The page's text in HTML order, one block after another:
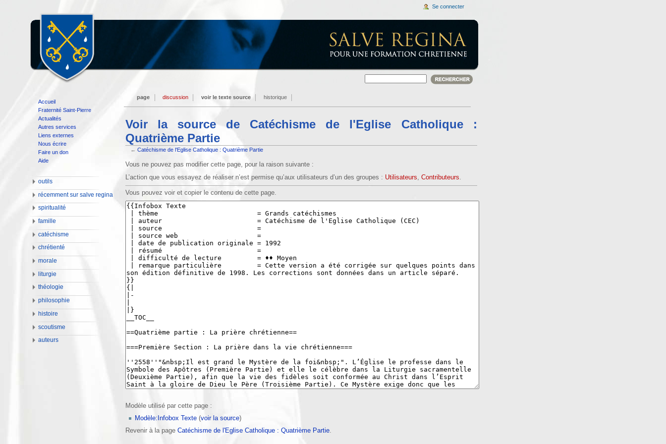
Voir la source de Catéchisme de l'Eglise Catholique :
Quatrième Partie
←Catéchisme de l'Eglise Catholique : Quatrième Partie
Vous ne pouvez pas modifier cette page, pour la raison suivante :
L’action que vous essayez de réaliser n’est permise qu’aux utilisateurs d’un des groupes : Utilisateurs Contributeurs
Vous pouvez voir et copier le contenu de cette page.
Modèle utilisé par cette page :
Modèle:Infobox Texte(voir la source)
Revenir à la page Catéchisme de l'Eglise Catholique : Quatrième Partie.
page discussion voir le texte source historique
Se connecter
Accueil
Fraternité Saint-Pierre
Actualités
Autres services
Liens externes
Nous écrire
Faire un don
Aide
outils
récemment sur salve regina
spiritualité
famille
catéchisme
chrétienté
morale
liturgie
théologie
philosophie
histoire
scoutisme
auteurs